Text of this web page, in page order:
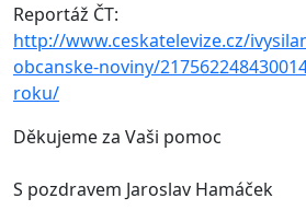
Reportáž ČT:
http://www.ceskatelevize.cz/
obcanske-noviny/
roku/
Děkujeme za Vaši pomoc
S pozdravem Jaroslav Hamáček